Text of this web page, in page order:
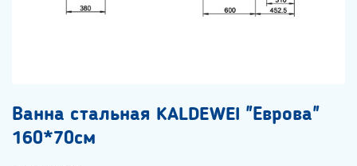
Ванна стальная KALDEWEI "Еврова"
160*70см